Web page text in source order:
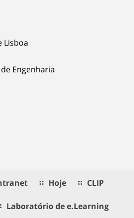
Lisboa
Engenharia
Hoje CLIP
Laboratório de e.Learning